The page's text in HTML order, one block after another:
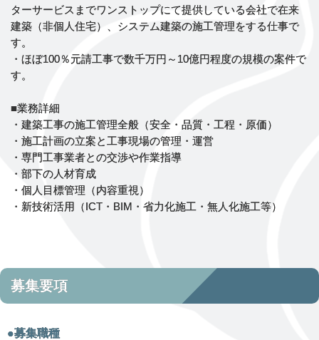
ターサービスまでワンストップにて提供している会社で在来
建築（非個人住宅）、システム建築の施工管理をする仕事で
す。
・ほぼ100％元請工事で数千万円～10億円程度の規模の案件で
す。
■業務詳細
・建築工事の施工管理全般（安全・品質・工程・原価）
・施工計画の立案と工事現場の管理・運営
・専門工事業者との交渉や作業指導
・部下の人材育成
・個人目標管理（内容重視）
・新技術活用（ICT・BIM・省力化施工・無人化施工等）
募集要項
●募集職種